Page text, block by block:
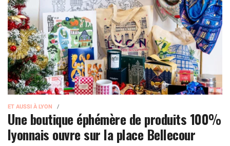
ET AUSSI À LYON
Une boutique éphémère de produits 100%
lyonnais ouvre sur la place Bellecour